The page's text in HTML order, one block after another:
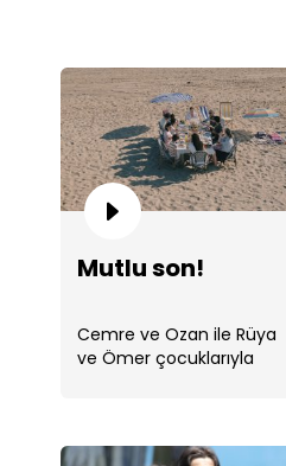
Mutlu son!
Cemre ve Ozan ile Rüya
ve Ömer çocuklarıyla